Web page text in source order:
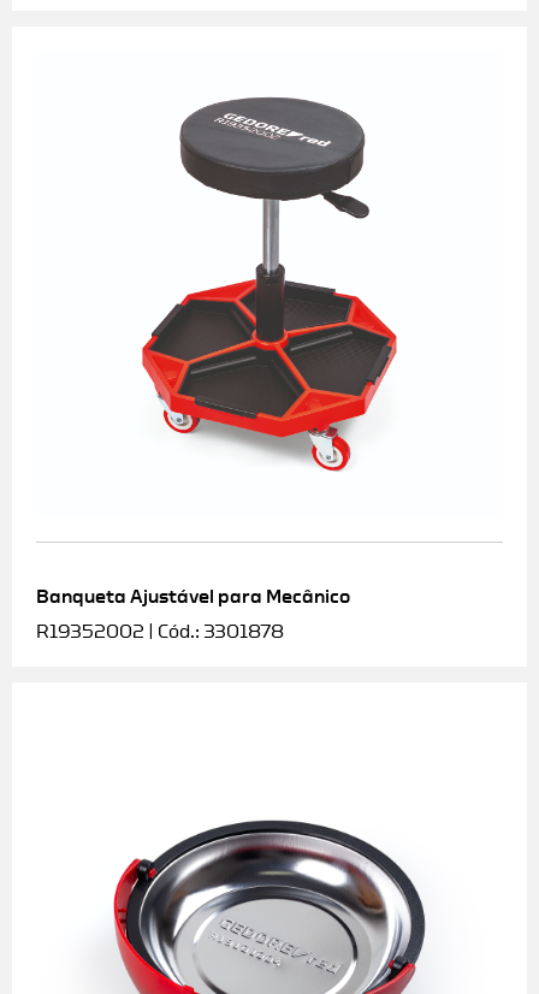
Banqueta Ajustável para Mecânico
R19352002 | Cód.: 3301878